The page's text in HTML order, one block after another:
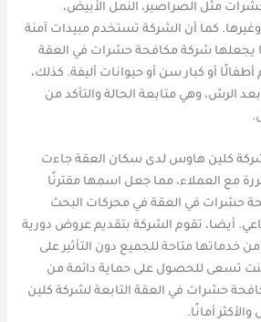
مثل الصراصير، النمل الأبيض،
وغيرها. كما أن الشركة تستخدم مبيدات آمنة
يجعلها شركة مكافحة حشرات في العقة
أطفالًا أو كبار سن أو حيوانات أليفة. كذلك،
الرش، وهي متابعة الحالة والتأكد من
شركة كلين هاوس لدى سكان العقة جاءت
مع العملاء، مما جعل اسمها مقترنًا
حشرات في العقة في محركات البحث
أيضا، تقوم الشركة بتقديم عروض دورية
خدماتها متاحة للجميع دون التأثير على
تسعى للحصول على حماية دائمة من
حشرات في العقة التابعة لشركة كلين
أمانًا.